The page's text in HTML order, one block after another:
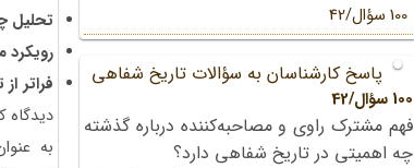
تحلیل
رویکرد
فراتر
به
100 سؤال/42
پاسخ کارشناسان به سؤالات تاریخ شفاهی
100 سؤال/42
فهم مشترک راوی و مصاحبه‌کننده درباره گذشته
چه اهمیتی در تاریخ شفاهی دارد؟